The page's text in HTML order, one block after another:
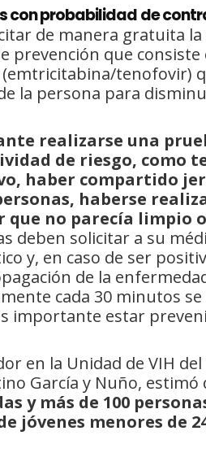
con probabilidad de
de manera gratuita la
prevención que
tenofovir)
la persona para
realizarse una
de riesgo, como
haber compartido
haberse
que no parecía limpio
deben solicitar a su
y, en caso de ser
de la
cada 30 minutos
importante estar
en la Unidad de VIH
García y Nuño,
y más de 100
jóvenes menores de